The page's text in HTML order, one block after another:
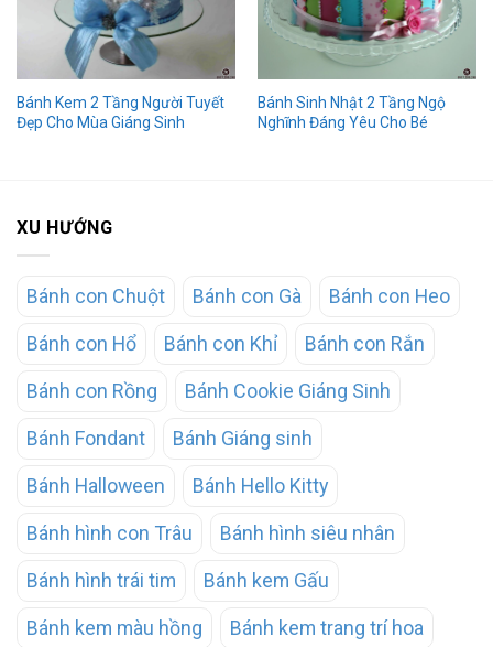
Bánh Kem 2 Tầng Người Tuyết
Đẹp Cho Mùa Giáng Sinh
Bánh Sinh Nhật 2 Tầng Ngộ
Nghĩnh Đáng Yêu Cho Bé
XU HƯỚNG
Bánh con Chuột Bánh con Gà Bánh con Heo
Bánh con Hổ Bánh con Khỉ Bánh con Rắn
Bánh con Rồng Bánh Cookie Giáng Sinh
Bánh Fondant Bánh Giáng sinh
Bánh Halloween Bánh Hello Kitty
Bánh hình con Trâu Bánh hình siêu nhân
Bánh hình trái tim Bánh kem Gấu
Bánh kem màu hồng Bánh kem trang trí hoa